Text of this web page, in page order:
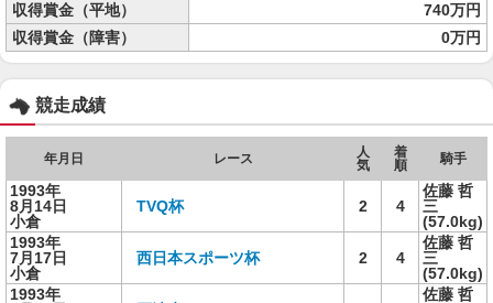
収得賞金（平地）
740万円
収得賞金（障害）
0万円
競走成績
年月日 レース
人
気
着
順
騎手
1993年
8月14日
小倉
TVQ杯 2 4
佐藤 哲
三
(57.0kg)
1993年
7月17日
小倉
西日本スポーツ杯 2 4
佐藤 哲
三
(57.0kg)
1993年
佐藤 哲